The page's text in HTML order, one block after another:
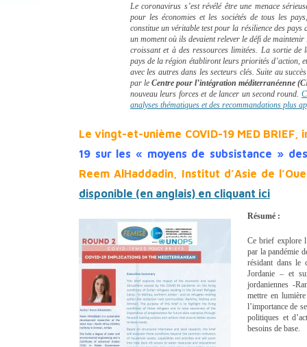
Le coronavirus s’est révélé être une menace
pour les économies et les sociétés de tous les
constitue un véritable test pour la résilience des pays
un moment où ils devaient relever le défi de
croissant et à des ressources limitées. La sortie
pays de la région établiront leurs priorités d’action,
avec les autres dans les secteurs clés. Suite au
par le Centre pour l’intégration méditerranéenne
nouveau leurs forces et de lancer un second round.
analyses thématiques et des recommandations plus
Le vingt-et-unième COVID-19 MED
19 sur les « moyens de subsistance »
Reem AlHaddadin, Institut d’Asie de
disponible (en anglais) en cliquant ici
Résumé :
Ce brief explore
par la pandémie
résidant dans le
Jordanie – et
jordaniennes -
mettre en
l’importance de
politiques et
besoins de base.